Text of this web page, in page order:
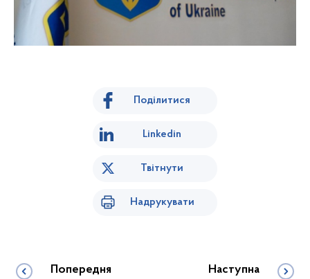
Поділитися
Linkedin
Твітнути
Надрукувати
Попередня Наступна